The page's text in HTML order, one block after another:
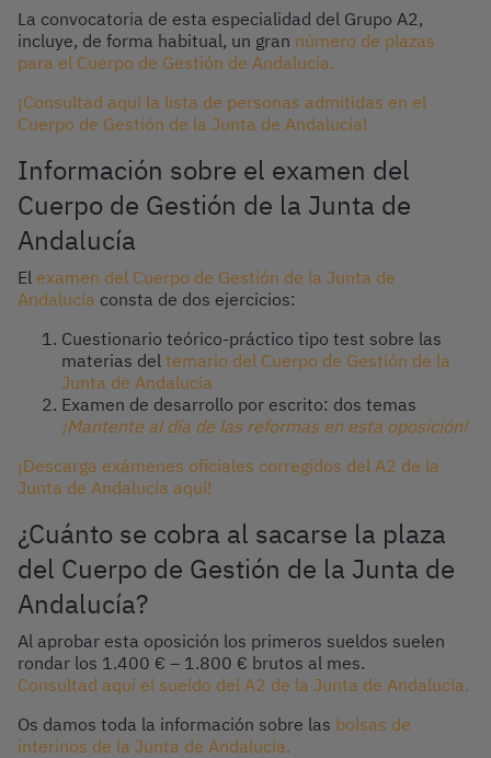
La convocatoria de esta especialidad del Grupo A2,
incluye, de forma habitual, un gran número de plazas
para el Cuerpo de Gestión de Andalucía.
¡Consultad aquí la lista de personas admitidas en el
Cuerpo de Gestión de la Junta de Andalucía!
Información sobre el examen del
Cuerpo de Gestión de la Junta de
Andalucía
El examen del Cuerpo de Gestión de la Junta de
Andalucía consta de dos ejercicios:
Cuestionario teórico-práctico tipo test sobre las
materias del temario del Cuerpo de Gestión de la
Junta de Andalucía
Examen de desarrollo por escrito: dos temas
¡Mantente al día de las reformas en esta oposición!
¡Descarga exámenes oficiales corregidos del A2 de la
Junta de Andalucía aquí!
¿Cuánto se cobra al sacarse la plaza
del Cuerpo de Gestión de la Junta de
Andalucía?
Al aprobar esta oposición los primeros sueldos suelen
rondar los 1.400 € – 1.800 € brutos al mes.
Consultad aquí el sueldo del A2 de la Junta de Andalucía.
Os damos toda la información sobre las bolsas de
interinos de la Junta de Andalucía.